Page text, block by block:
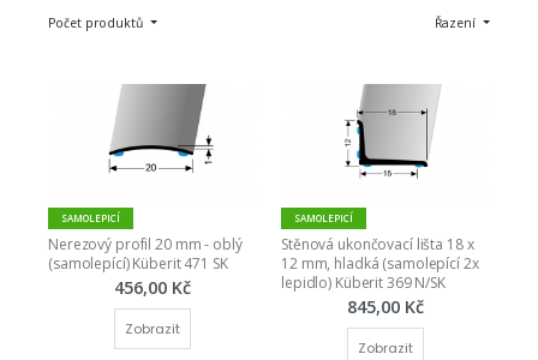
Počet produktů Řazení
SAMOLEPICÍ
Nerezový profil 20 mm - oblý
(samolepící) Küberit 471 SK
456,00 Kč
Zobrazit
SAMOLEPICÍ
Stěnová ukončovací lišta 18 x
12 mm, hladká (samolepící 2x
lepidlo) Küberit 369 N/SK
845,00 Kč
Zobrazit